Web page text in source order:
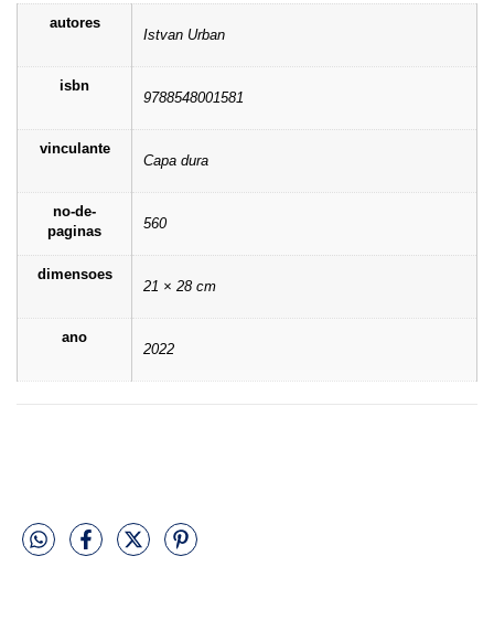
autores
Istvan Urban
isbn
9788548001581
vinculante
Capa dura
no-de-
paginas
560
dimensoes
21 × 28 cm
ano
2022